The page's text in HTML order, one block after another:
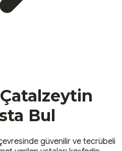
Çatalzeytin
Bul
güvenilir ve tecrübeli